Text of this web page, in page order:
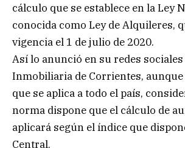
cálculo que se establece en la Ley
conocida como Ley de Alquileres,
vigencia el 1 de julio de 2020.
Así lo anunció en su redes sociales
Inmobiliaria de Corrientes,
que se aplica a todo el país,
norma dispone que el cálculo de
aplicará según el índice que
Central.